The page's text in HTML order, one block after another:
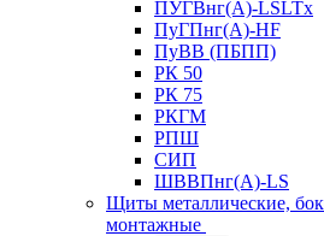
ПУГВнг(А)-LSLTx
ПуГПнг(А)-HF
ПуВВ (ПБПП)
РК 50
РК 75
РКГМ
РПШ
СИП
ШВВПнг(А)-LS
Щиты металлические,
монтажные